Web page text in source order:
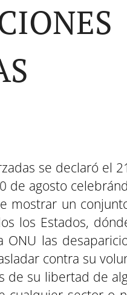
se declaró el
de agosto
mostrar un
los Estados,
ONU las
contra su
de su libertad de